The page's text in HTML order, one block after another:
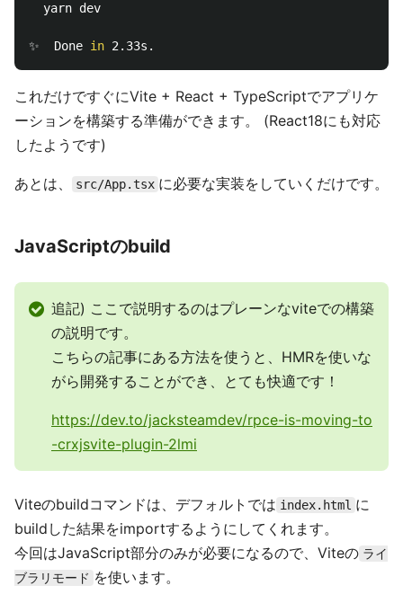
  yarn dev
✨  Done in
これだけですぐにVite + React + TypeScriptでアプリケ
ーションを構築する準備ができます。 (React18にも対応
したようです)
あとは、 src/App.tsx に必要な実装をしていくだけです。
JavaScriptのbuild
追記) ここで説明するのはプレーンなviteでの構築
の説明です。
こちらの記事にある方法を使うと、HMRを使いな
がら開発することができ、とても快適です！
https://dev.to/jacksteamdev/rpce-is-moving-to
-crxjsvite-plugin-2lmi
Viteのbuildコマンドは、デフォルトでは index.html に
buildした結果をimportするようにしてくれます。
今回はJavaScript部分のみが必要になるので、Viteの ライ
ブラリモード を使います。